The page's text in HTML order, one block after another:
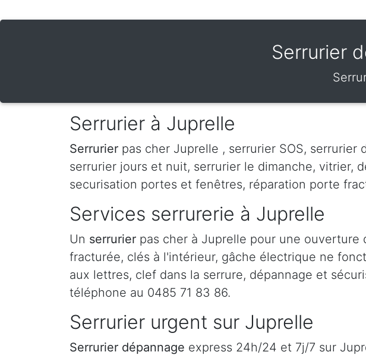
Serrurier
Serrurier à Juprelle
Serrurier pas cher Juprelle , serrurier SOS,
serrurier jours et nuit, serrurier le dimanche, vitrier,
securisation portes et fenêtres, réparation porte
Services serrurerie à Juprelle
Un serrurier pas cher à Juprelle pour une
fracturée, clés à l'intérieur, gâche électrique ne
aux lettres, clef dans la serrure, dépannage et
téléphone au 0485 71 83 86.
Serrurier urgent sur Juprelle
Serrurier dépannage express 24h/24 et 7j/7 sur